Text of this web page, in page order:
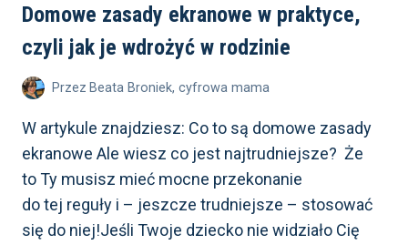
Domowe zasady ekranowe w praktyce,
czyli jak je wdrożyć w rodzinie
Przez Beata Broniek, cyfrowa mama
W artykule znajdziesz: Co to są domowe zasady
ekranowe Ale wiesz co jest najtrudniejsze? Że
to Ty musisz mieć mocne przekonanie
do tej reguły i – jeszcze trudniejsze – stosować
się do niej!Jeśli Twoje dziecko nie widziało Cię